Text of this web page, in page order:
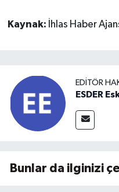
Kaynak: İhlas Haber
EDITÖR
ESDER
Bunlar da ilginizi